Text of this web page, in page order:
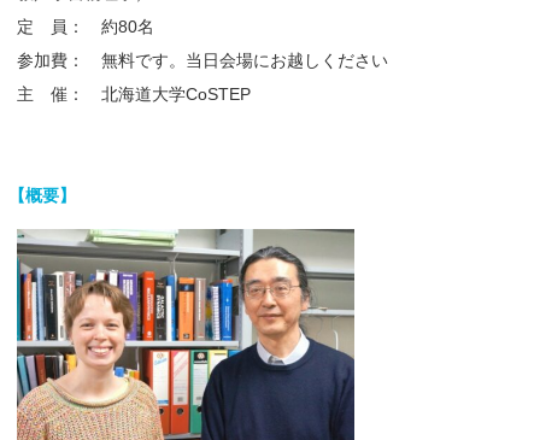
定 員： 約80名
参加費： 無料です。当日会場にお越しください
主 催： 北海道大学CoSTEP
【概要】